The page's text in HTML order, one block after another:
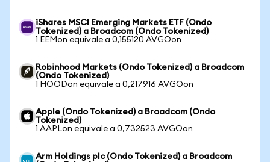
iShares MSCI Emerging Markets ETF (Ondo
Tokenized) a Broadcom (Ondo Tokenized)
1 EEMon equivale a 0,155120 AVGOon
Robinhood Markets (Ondo Tokenized) a Broadcom
(Ondo Tokenized)
1 HOODon equivale a 0,217916 AVGOon
Apple (Ondo Tokenized) a Broadcom (Ondo
Tokenized)
1 AAPLon equivale a 0,732523 AVGOon
Arm Holdings plc (Ondo Tokenized) a Broadcom